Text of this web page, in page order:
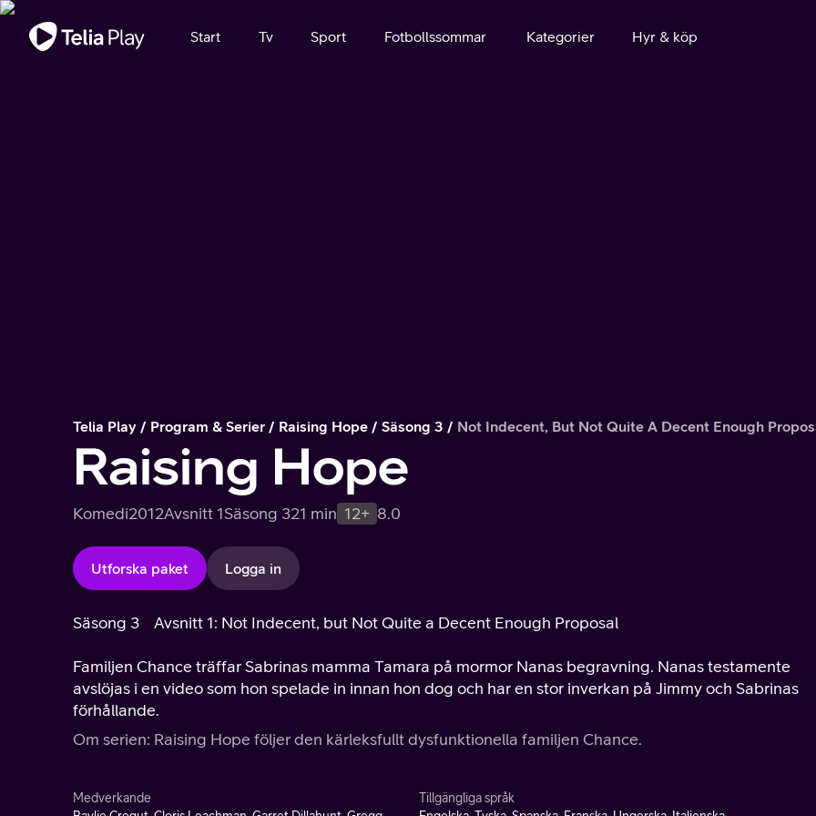
Viktigt meddelande
Start Tv Sport Fotbollssommar Kategorier Hyr & köp
Telia Play Program & Serier Raising Hope Säsong 3 Not Indecent, But Not Quite A Decent Enough
Raising Hope
Komedi2012Avsnitt 1Säsong 321 min 12+ 8.0
Utforska paket Logga in
Säsong 3 Avsnitt 1: Not Indecent, but Not Quite a Decent Enough Proposal
Familjen Chance träffar Sabrinas mamma Tamara på mormor Nanas begravning. Nanas testamente
avslöjas i en video som hon spelade in innan hon dog och har en stor inverkan på Jimmy och Sabrinas
förhållande.
Om serien: Raising Hope följer den kärleksfullt dysfunktionella familjen Chance.
Medverkande
Tillgängliga språk